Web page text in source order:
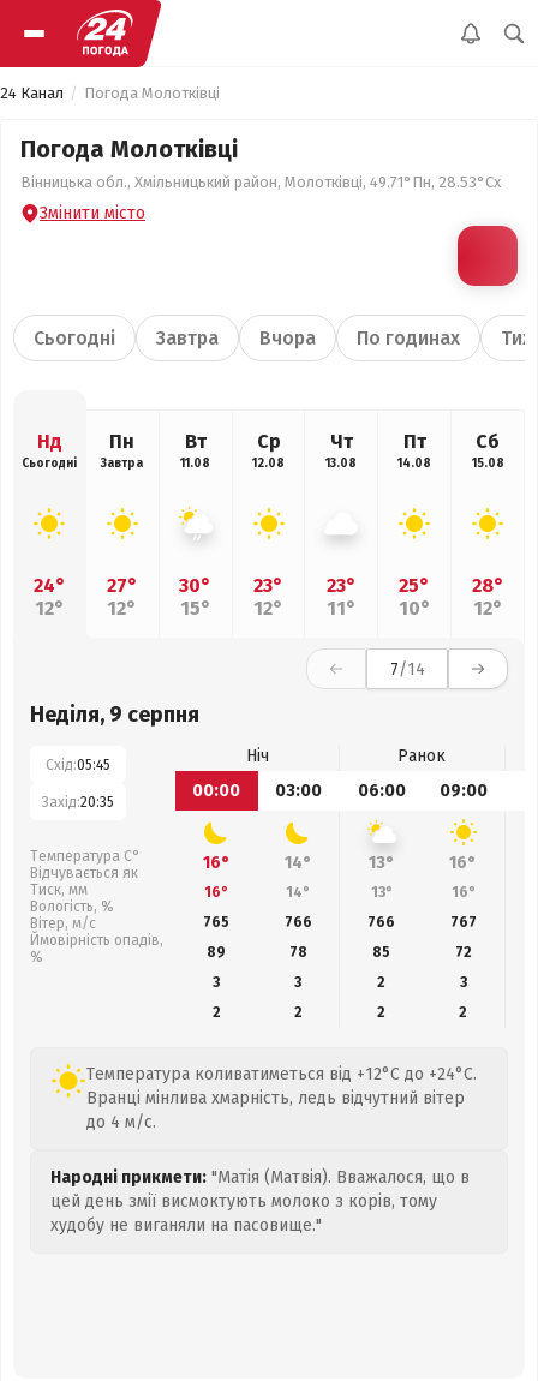
24 Канал Погода Молотківці
Погода Молотківці
Вінницька обл., Хмільницький район, Молотківці, 49.71°Пн, 28.53°Сх
Змінити місто
Сьогодні Завтра Вчора По годинах
Нд
Сьогодні
24°
12°
Пн
Завтра
27°
12°
Вт
11.08
30°
15°
Ср
12.08
23°
12°
Чт
13.08
23°
11°
Пт
14.08
25°
10°
Сб
15.08
28°
12°
7/14
Неділя, 9 серпня
Схід:05:45
Захід:20:35
Температура С°
Відчувається як
Тиск, мм
Вологість, %
Вітер, м/с
Ймовірність опадів,
%
Ніч
Ранок
00:00
03:00 06:00 09:00
16° 14° 13° 16°
16° 14° 13° 16°
765
766 766 767
89
78 85
72
3
3 2
3
2
2 2 2
Температура коливатиметься від +12°C до +24°C.
Вранці мінлива хмарність, ледь відчутний вітер
до 4 м/с.
Народні прикмети: "Матія (Матвія). Вважалося, що в
цей день змії висмоктують молоко з корів, тому
худобу не виганяли на пасовище."